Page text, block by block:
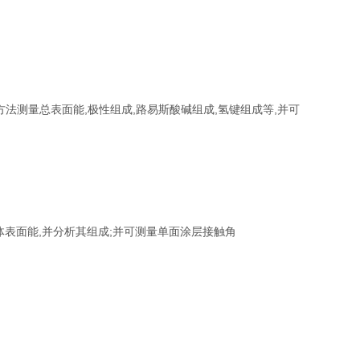
法测量总表面能,极性组成,路易斯酸碱组成,氢键组成等,并可
面能,并分析其组成;并可测量单面涂层接触角